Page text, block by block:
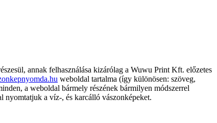
annak felhasználása kizárólag a Wuwu Print Kft. előzetes
weboldal tartalma (így különösen: szöveg,
a weboldal bármely részének bármilyen módszerrel
a víz-, és karcálló vászonképeket.